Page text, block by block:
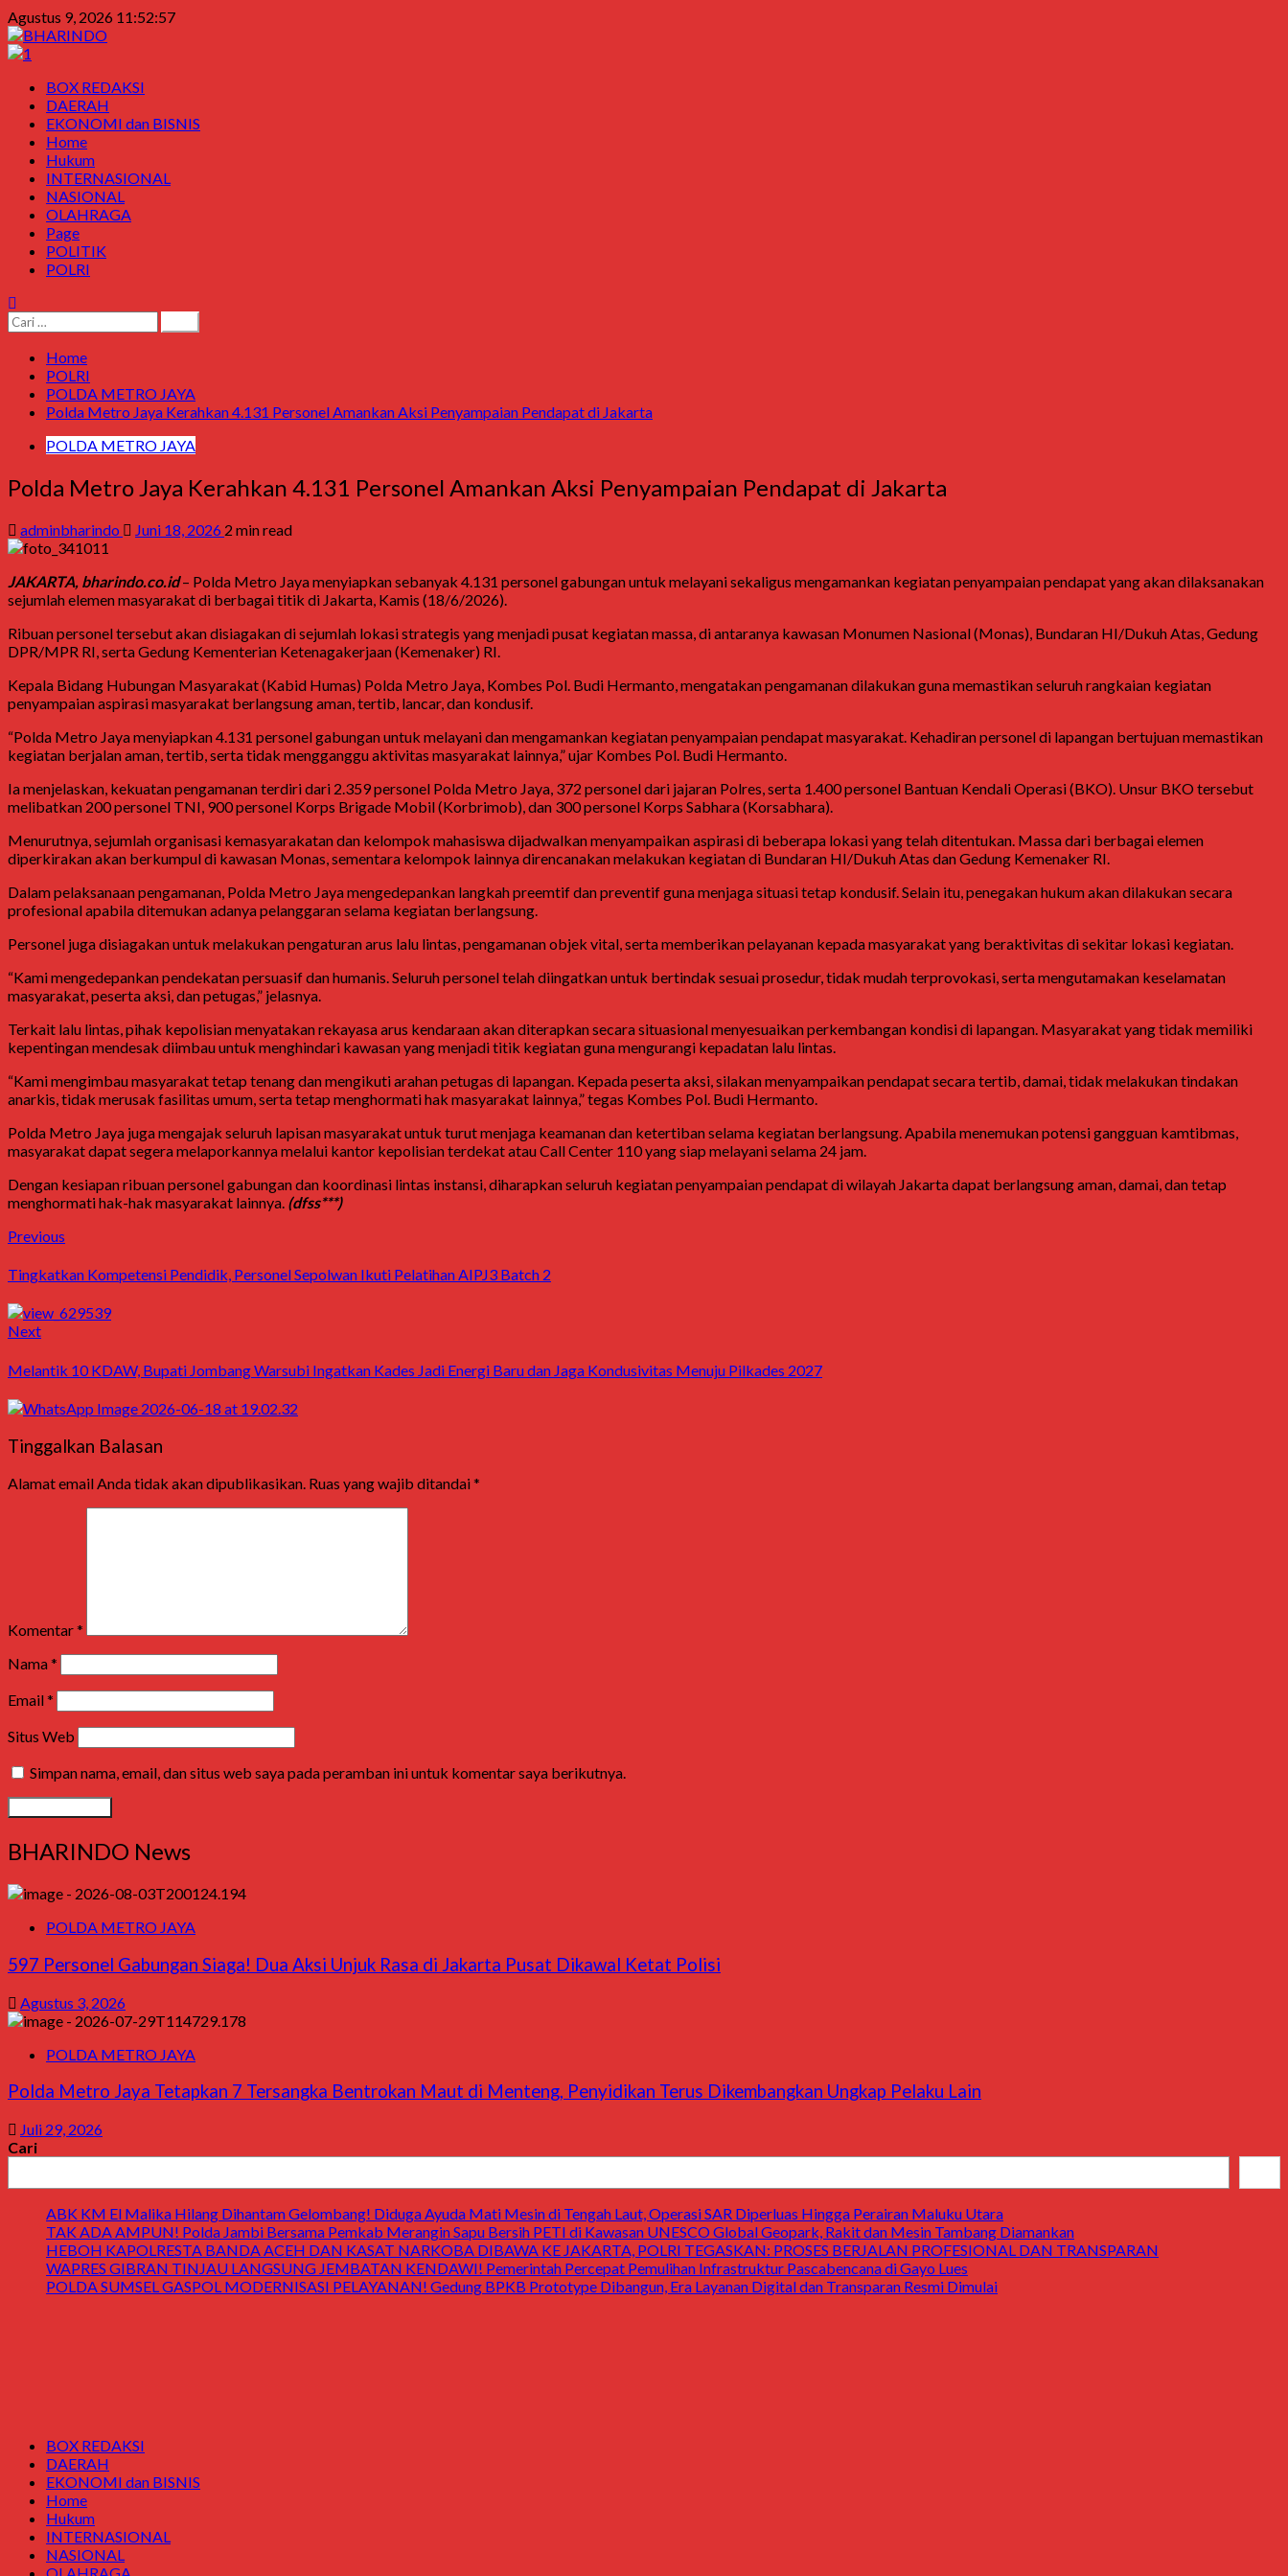
Skip
to
content
Agustus 9, 2026 11:52:57
Primary
Menu
BOX REDAKSI
DAERAH
EKONOMI dan BISNIS
Home
Hukum
INTERNASIONAL
NASIONAL
OLAHRAGA
Page
POLITIK
POLRI
Cari
untuk:
Home
POLRI
POLDA METRO JAYA
Polda Metro Jaya Kerahkan 4.131 Personel Amankan Aksi Penyampaian Pendapat di Jakarta
POLDA METRO JAYA
Polda Metro Jaya Kerahkan 4.131 Personel Amankan Aksi Penyampaian Pendapat di Jakarta
adminbharindo Juni 18, 2026 2 min read
JAKARTA, bharindo.co.id– Polda Metro Jaya menyiapkan sebanyak 4.131 personel gabungan untuk melayani sekaligus mengamankan kegiatan penyampaian pendapat yang akan dilaksanakan
sejumlah elemen masyarakat di berbagai titik di Jakarta, Kamis (18/6/2026).
Ribuan personel tersebut akan disiagakan di sejumlah lokasi strategis yang menjadi pusat kegiatan massa, di antaranya kawasan Monumen Nasional (Monas), Bundaran HI/Dukuh Atas, Gedung
DPR/MPR RI, serta Gedung Kementerian Ketenagakerjaan (Kemenaker) RI.
Kepala Bidang Hubungan Masyarakat (Kabid Humas) Polda Metro Jaya, Kombes Pol. Budi Hermanto, mengatakan pengamanan dilakukan guna memastikan seluruh rangkaian kegiatan
penyampaian aspirasi masyarakat berlangsung aman, tertib, lancar, dan kondusif.
“Polda Metro Jaya menyiapkan 4.131 personel gabungan untuk melayani dan mengamankan kegiatan penyampaian pendapat masyarakat. Kehadiran personel di lapangan bertujuan memastikan
kegiatan berjalan aman, tertib, serta tidak mengganggu aktivitas masyarakat lainnya,” ujar Kombes Pol. Budi Hermanto.
Ia menjelaskan, kekuatan pengamanan terdiri dari 2.359 personel Polda Metro Jaya, 372 personel dari jajaran Polres, serta 1.400 personel Bantuan Kendali Operasi (BKO). Unsur BKO tersebut
melibatkan 200 personel TNI, 900 personel Korps Brigade Mobil (Korbrimob), dan 300 personel Korps Sabhara (Korsabhara).
Menurutnya, sejumlah organisasi kemasyarakatan dan kelompok mahasiswa dijadwalkan menyampaikan aspirasi di beberapa lokasi yang telah ditentukan. Massa dari berbagai elemen
diperkirakan akan berkumpul di kawasan Monas, sementara kelompok lainnya direncanakan melakukan kegiatan di Bundaran HI/Dukuh Atas dan Gedung Kemenaker RI.
Dalam pelaksanaan pengamanan, Polda Metro Jaya mengedepankan langkah preemtif dan preventif guna menjaga situasi tetap kondusif. Selain itu, penegakan hukum akan dilakukan secara
profesional apabila ditemukan adanya pelanggaran selama kegiatan berlangsung.
Personel juga disiagakan untuk melakukan pengaturan arus lalu lintas, pengamanan objek vital, serta memberikan pelayanan kepada masyarakat yang beraktivitas di sekitar lokasi kegiatan.
“Kami mengedepankan pendekatan persuasif dan humanis. Seluruh personel telah diingatkan untuk bertindak sesuai prosedur, tidak mudah terprovokasi, serta mengutamakan keselamatan
masyarakat, peserta aksi, dan petugas,” jelasnya.
Terkait lalu lintas, pihak kepolisian menyatakan rekayasa arus kendaraan akan diterapkan secara situasional menyesuaikan perkembangan kondisi di lapangan. Masyarakat yang tidak memiliki
kepentingan mendesak diimbau untuk menghindari kawasan yang menjadi titik kegiatan guna mengurangi kepadatan lalu lintas.
“Kami mengimbau masyarakat tetap tenang dan mengikuti arahan petugas di lapangan. Kepada peserta aksi, silakan menyampaikan pendapat secara tertib, damai, tidak melakukan tindakan
anarkis, tidak merusak fasilitas umum, serta tetap menghormati hak masyarakat lainnya,” tegas Kombes Pol. Budi Hermanto.
Polda Metro Jaya juga mengajak seluruh lapisan masyarakat untuk turut menjaga keamanan dan ketertiban selama kegiatan berlangsung. Apabila menemukan potensi gangguan kamtibmas,
masyarakat dapat segera melaporkannya melalui kantor kepolisian terdekat atau Call Center 110 yang siap melayani selama 24 jam.
Dengan kesiapan ribuan personel gabungan dan koordinasi lintas instansi, diharapkan seluruh kegiatan penyampaian pendapat di wilayah Jakarta dapat berlangsung aman, damai, dan tetap
menghormati hak-hak masyarakat lainnya. (dfss***)
Post
navigation
Previous
Tingkatkan Kompetensi Pendidik, Personel Sepolwan Ikuti Pelatihan AIPJ3 Batch 2
NextNext
Melantik 10 KDAW, Bupati Jombang Warsubi Ingatkan Kades Jadi Energi Baru dan Jaga Kondusivitas Menuju Pilkades 2027
Tinggalkan Balasan
Alamat email Anda tidak akan dipublikasikan. Ruas yang wajib ditandai*
Komentar*
Nama*
Email*
Situs Web
Simpan nama, email, dan situs web saya pada peramban ini untuk komentar saya berikutnya.
BHARINDO News
POLDA METRO JAYA
597 Personel Gabungan Siaga! Dua Aksi Unjuk Rasa di Jakarta Pusat Dikawal Ketat Polisi
Agustus 3, 2026
POLDA METRO JAYA
Polda Metro Jaya Tetapkan 7 Tersangka Bentrokan Maut di Menteng, Penyidikan Terus Dikembangkan Ungkap Pelaku Lain
Juli 29, 2026
Cari
ABK KM El Malika Hilang Dihantam Gelombang! Diduga Ayuda Mati Mesin di Tengah Laut, Operasi SAR Diperluas Hingga Perairan Maluku Utara
TAK ADA AMPUN! Polda Jambi Bersama Pemkab Merangin Sapu Bersih PETI di Kawasan UNESCO Global Geopark, Rakit dan Mesin Tambang Diamankan
HEBOH KAPOLRESTA BANDA ACEH DAN KASAT NARKOBA DIBAWA KE JAKARTA, POLRI TEGASKAN: PROSES BERJALAN PROFESIONAL DAN TRANSPARAN
WAPRES GIBRAN TINJAU LANGSUNG JEMBATAN KENDAWI! Pemerintah Percepat Pemulihan Infrastruktur Pascabencana di Gayo Lues
POLDA SUMSEL GASPOL MODERNISASI PELAYANAN! Gedung BPKB Prototype Dibangun, Era Layanan Digital dan Transparan Resmi Dimulai
BOX REDAKSI
DAERAH
EKONOMI dan BISNIS
Home
Hukum
INTERNASIONAL
NASIONAL